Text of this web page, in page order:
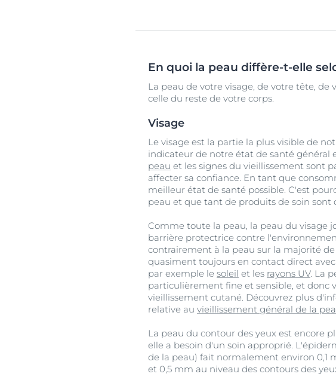
En quoi la peau diffère-t-elle
La peau de votre visage, de votre tête, de
celle du reste de votre corps.
Visage
Le visage est la partie la plus visible de
indicateur de notre état de santé général
peau et les signes du vieillissement sont
affecter sa confiance. En tant que
meilleur état de santé possible. C'est
peau et que tant de produits de soin sont
Comme toute la peau, la peau du visage
barrière protectrice contre
contrairement à la peau sur la majorité
quasiment toujours en contact direct
par exemple le soleil et les rayons UV. La
particulièrement fine et sensible, et donc
vieillissement cutané. Découvrez plus
relative au vieillissement général de la
La peau du contour des yeux est encore
elle a besoin d'un soin approprié.
de la peau) fait normalement environ 0,1
et 0,5 mm au niveau des contours des